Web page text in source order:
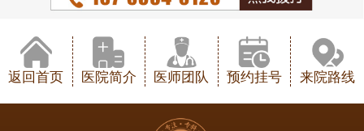
返回首页 医院简介 医师团队 预约挂号 来院路线